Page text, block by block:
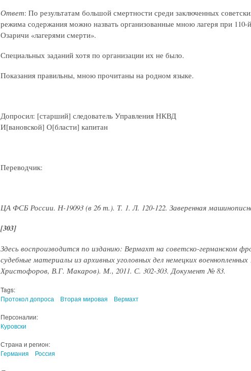
Ответ: По результатам большой смертности среди заключенных
режима содержания можно назвать организованные мною лагеря при 110-
Озаричи «лагерями смерти».
Специальных заданий хотя по организации их не было.
Показания правильны, мною прочитаны на родном языке.
Допросил: [старший] следователь Управления НКВД
И[вановской] О[бласти] капитан
Переводчик:
ЦА ФСБ России. Н-19093 (в 26 т.). Т. 1. Л. 120-122. Заверенная
[303]
Здесь воспроизводится по изданию: Вермахт на советско-германском
судебные материалы из архивных уголовных дел немецких
Христофоров, В.Г. Макаров). М., 2011. С. 302-303. Документ № 83.
Tags:
Протокол допроса
Вторая мировая Вермахт
Персоналии:
Куровски
Страна и регион:
Германия
Россия